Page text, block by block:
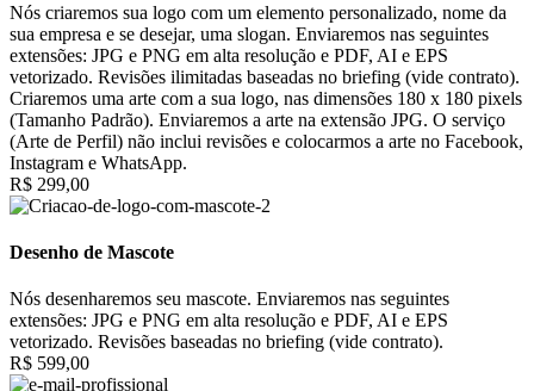
Nós criaremos sua logo com um elemento personalizado, nome da
sua empresa e se desejar, uma slogan. Enviaremos nas seguintes
extensões: JPG e PNG em alta resolução e PDF, AI e EPS
vetorizado. Revisões ilimitadas baseadas no briefing (vide contrato).
Criaremos uma arte com a sua logo, nas dimensões 180 x 180 pixels
(Tamanho Padrão). Enviaremos a arte na extensão JPG. O serviço
(Arte de Perfil) não inclui revisões e colocarmos a arte no Facebook,
Instagram e WhatsApp.
R$ 299,00
Desenho de Mascote
Nós desenharemos seu mascote. Enviaremos nas seguintes
extensões: JPG e PNG em alta resolução e PDF, AI e EPS
vetorizado. Revisões baseadas no briefing (vide contrato).
R$ 599,00